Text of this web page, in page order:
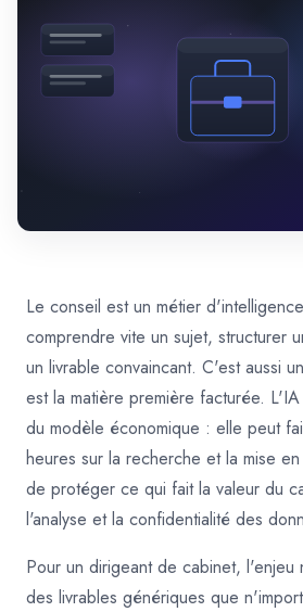
Le conseil est un métier
comprendre vite un sujet, structurer
un livrable convaincant. C'est aussi
est la matière première facturée.
du modèle économique : elle peut
heures sur la recherche et la mise
de protéger ce qui fait la valeur du
l'analyse et la confidentialité des
Pour un dirigeant de cabinet,
des livrables génériques que